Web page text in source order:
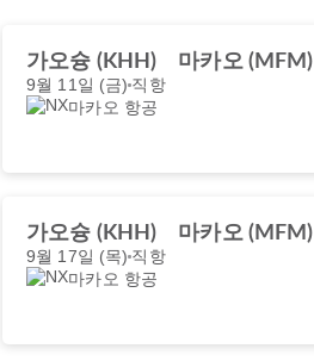
가오슝 (KHH) 마카오 (MFM)
9월 11일 (금) 직항
마카오 항공
가오슝 (KHH) 마카오 (MFM)
9월 17일 (목) 직항
마카오 항공